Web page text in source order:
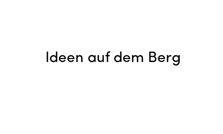
Ideen auf dem Berg